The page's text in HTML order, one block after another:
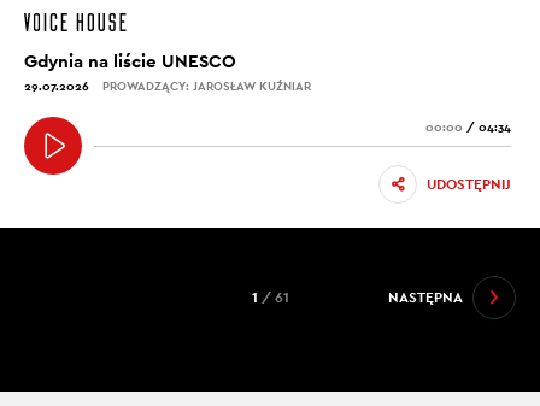
Gdynia na liście UNESCO
29.07.2026 PROWADZĄCY: JAROSŁAW KUŹNIAR
00:00 / 04:34
UDOSTĘPNIJ
NASTĘPNA
1 / 61